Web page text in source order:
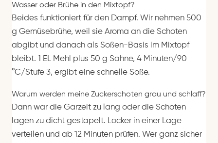
Wasser oder Brühe in den Mixtopf?
Beides funktioniert für den Dampf. Wir nehmen 500
g Gemüsebrühe, weil sie Aroma an die Schoten
abgibt und danach als Soßen-Basis im Mixtopf
bleibt. 1 EL Mehl plus 50 g Sahne, 4 Minuten/90
°C/Stufe 3, ergibt eine schnelle Soße.
Warum werden meine Zuckerschoten grau und schlaff?
Dann war die Garzeit zu lang oder die Schoten
lagen zu dicht gestapelt. Locker in einer Lage
verteilen und ab 12 Minuten prüfen. Wer ganz sicher